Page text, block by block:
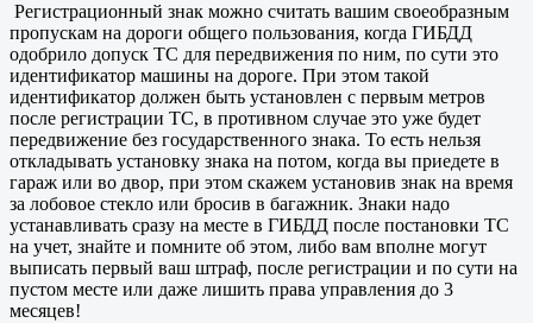
Регистрационный знак можно считать вашим своеобразным
пропускам на дороги общего пользования, когда ГИБДД
одобрило допуск ТС для передвижения по ним, по сути это
идентификатор машины на дороге. При этом такой
идентификатор должен быть установлен с первым метров
после регистрации ТС, в противном случае это уже будет
передвижение без государственного знака. То есть нельзя
откладывать установку знака на потом, когда вы приедете в
гараж или во двор, при этом скажем установив знак на время
за лобовое стекло или бросив в багажник. Знаки надо
устанавливать сразу на месте в ГИБДД после постановки ТС
на учет, знайте и помните об этом, либо вам вполне могут
выписать первый ваш штраф, после регистрации и по сути на
пустом месте или даже лишить права управления до 3
месяцев!